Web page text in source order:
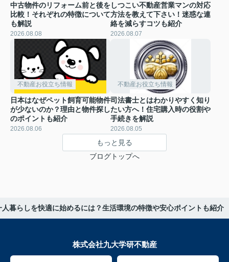
中古物件のリフォーム前と後を
比較！それぞれの特徴について
も解説
2026.08.08
しつこい不動産営業マンの対応
方法を教えて下さい！迷惑な連
絡を減らすコツも紹介
2026.08.07
不動産お役立ち情報
日本はなぜペット飼育可能物件
が少ないのか？理由と物件探し
のポイントも紹介
2026.08.06
不動産お役立ち情報
司法書士とはわかりやすく知り
たい方へ！住宅購入時の役割や
手続きを解説
2026.08.05
もっと見る
ブログトップへ
暮らしを快適に始めるには？生活環境の特徴や安心ポイントも紹介
株式会社九大学研不動産